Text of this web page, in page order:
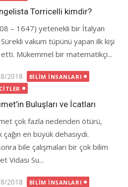
Torricelli kimdir?
– 1647) yetenekli bir İtalyan
vakum tüpünü yapan ilk kişi
Mükemmel bir matematikçi...
2018
BILIM İNSANLARI
Buluşları ve İcatları
çok fazla nedenden ötürü,
çağın en büyük dehasıydı.
bile çalışmaları bir çok bilim
Vidası Su...
2018
BILIM İNSANLARI